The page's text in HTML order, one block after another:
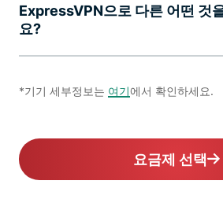
ExpressVPN으로 다른 어떤 것
요?
*기기 세부정보는 여기에서 확인하세요.
요금제 선택